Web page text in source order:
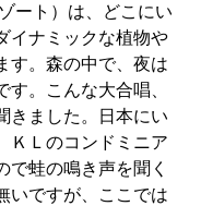
ート）は、どこにい
イナミックな植物や
す。森の中で、夜は
。こんな大合唱、
きました。日本にい
ＫＬのコンドミニア
で蛙の鳴き声を聞く
いですが、ここでは